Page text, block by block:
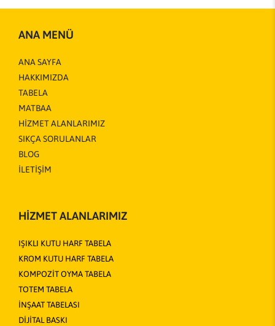
ANA MENÜ
ANA SAYFA
HAKKIMIZDA
TABELA
MATBAA
HİZMET ALANLARIMIZ
SIKÇA SORULANLAR
BLOG
İLETİŞİM
HİZMET ALANLARIMIZ
IŞIKLI KUTU HARF TABELA
KROM KUTU HARF TABELA
KOMPOZİT OYMA TABELA
TOTEM TABELA
İNŞAAT TABELASI
DİJİTAL BASKI